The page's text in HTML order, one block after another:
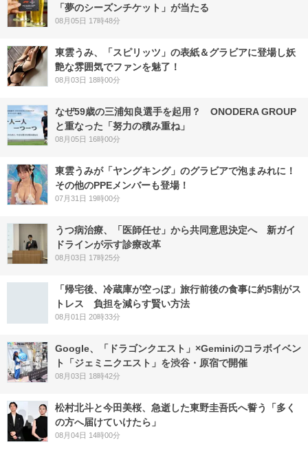
「夢のシーズンチケット」が当たる
08月05日 17時48分
東雲うみ、「スピリッツ」の表紙＆グラビアに登場し妖
艶な雰囲気でファンを魅了！
08月03日 18時00分
なぜ59歳の三浦知良選手を起用？ ONODERA GROUP
と重なった「努力の積み重ね」
08月05日 16時00分
東雲うみが「ヤングキング」のグラビアで泡まみれに！
その他のPPEメンバーも登場！
07月31日 19時00分
うつ病治療、「医師任せ」から共同意思決定へ 新ガイ
ドラインが示す診療改革
08月03日 17時25分
「帰宅後、冷蔵庫が空っぽ」旅行前後の食事に約5割がス
トレス 負担を減らす賢い方法
08月01日 20時33分
Google、「ドラゴンクエスト」×Geminiのコラボイベン
ト「ジェミニクエスト」を渋谷・原宿で開催
08月03日 18時42分
松村北斗と今田美桜、急逝した東野圭吾氏へ誓う「多く
の方へ届けていけたら」
08月04日 14時00分